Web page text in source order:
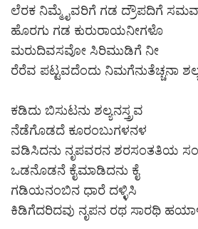
ಲೆರಕ ನಿಮ್ಮೈವರಿಗೆ ಗಡ ದ್ರೌಪದಿಗೆ
ಹೊರಗು ಗಡ ಕುರುರಾಯನೀಗಳೊ
ಮರುದಿವಸವೋ ಸಿರಿಮುಡಿಗೆ ನೀ
ರೆರೆವ ಪಟ್ಟವದೆಂದು ನಿಮಗೆನುತೆಚ್ಚನಾ
ಕಡಿದು ಬಿಸುಟನು ಶಲ್ಯನಸ್ತ್ರವ
ನೆಡೆಗೊಡದೆ ಕೂರಂಬುಗಳನಳ
ವಡಿಸಿದನು ನೃಪವರನ ಶರಸಂತತಿಯ
ಒಡನೊಡನೆ ಕೈಮಾಡಿದನು ಕೈ
ಗಡಿಯನಂಬಿನ ಧಾರೆ ದಳ್ಳಿಸಿ
ಕಿಡಿಗೆದರಿದವು ನೃಪನ ರಥ ಸಾರಥಿ